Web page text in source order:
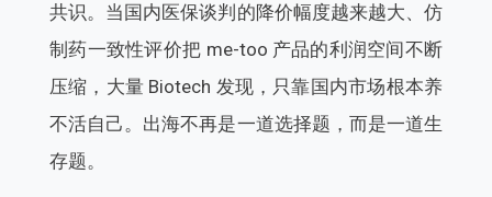
共识。当国内医保谈判的降价幅度越来越大、仿
制药一致性评价把 me-too 产品的利润空间不断
压缩，大量 Biotech 发现，只靠国内市场根本养
不活自己。出海不再是一道选择题，而是一道生
存题。